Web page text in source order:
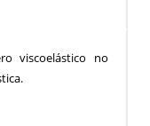
viscoelástico no